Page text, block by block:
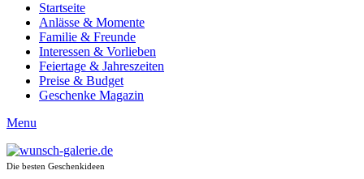
Startseite
Anlässe & Momente
Familie & Freunde
Interessen & Vorlieben
Feiertage & Jahreszeiten
Preise & Budget
Geschenke Magazin
Menu
Die besten Geschenkideen